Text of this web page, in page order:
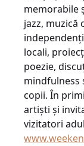
memorabile
jazz, muzică
locali,
poezie,
mindfulness
copii. În
artiști și
vizitatori